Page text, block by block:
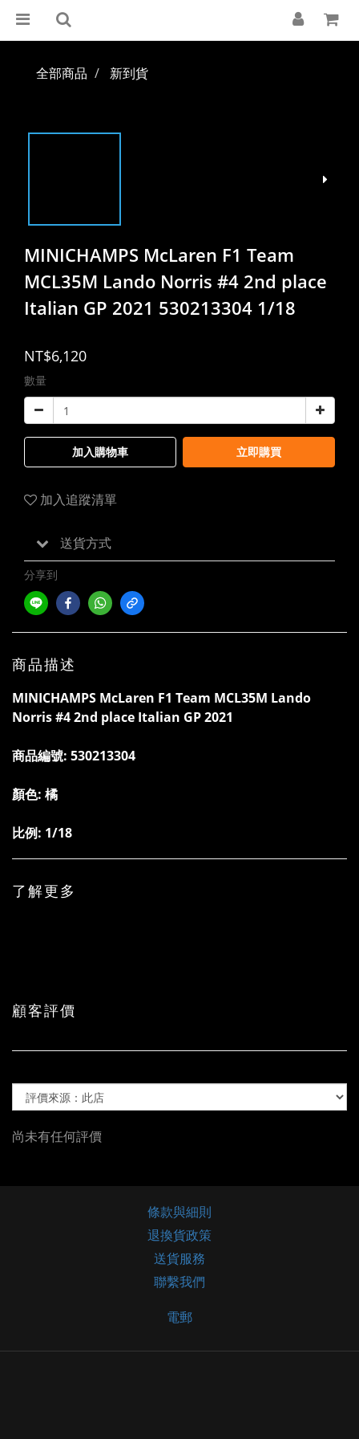
全部商品 新到貨
MINICHAMPS McLaren F1 Team
MCL35M Lando Norris #4 2nd place
Italian GP 2021 530213304 1/18
NT$6,120
數量
加入購物車 立即購買
加入追蹤清單
送貨方式
分享到
商品描述
MINICHAMPS McLaren F1 Team MCL35M Lando
Norris #4 2nd place Italian GP 2021
商品編號: 530213304
顏色: 橘
比例: 1/18
了解更多
顧客評價
尚未有任何評價
條款與細則
退換貨政策
送貨服務
聯繫我們
電郵